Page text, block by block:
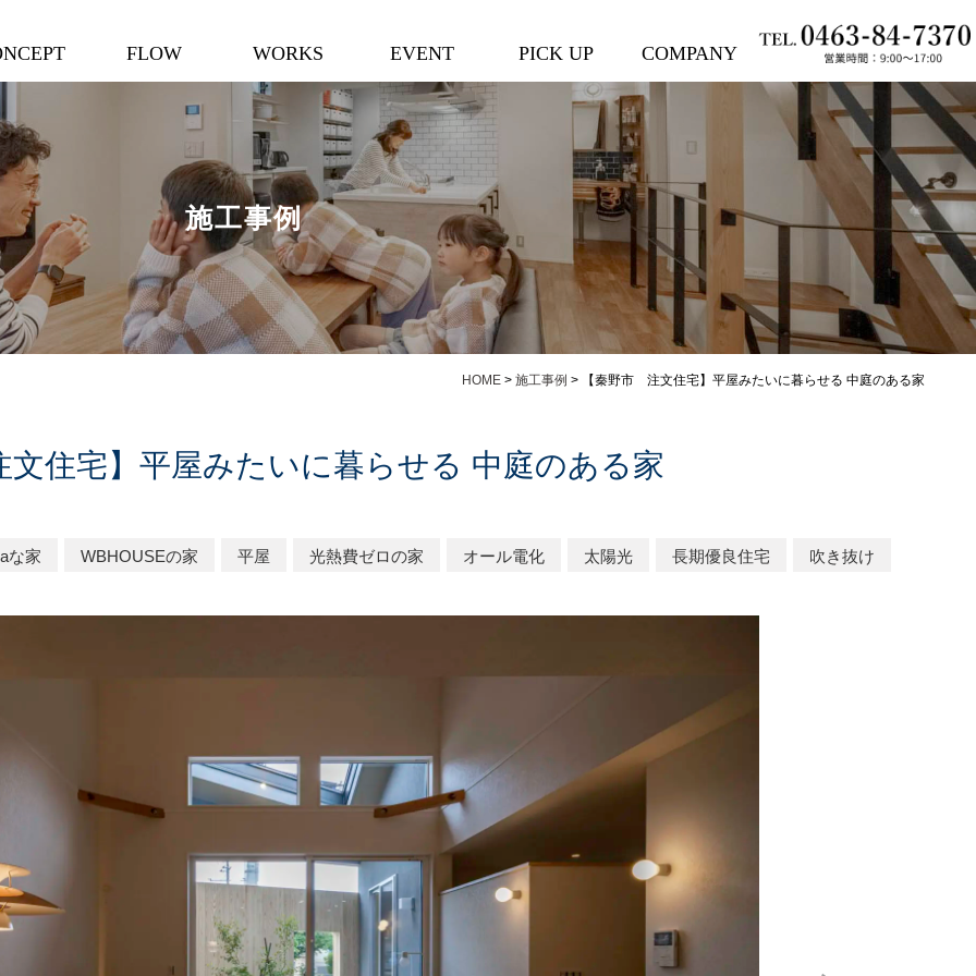
FLOW WORKS EVENT PICK UP COMPANY
施工事例
HOME > 施工事例 > 【秦野市 注文住宅】平屋みたいに暮らせる 中庭のある家
住宅】平屋みたいに暮らせる 中庭のある家
な家 WBHOUSEの家 平屋 光熱費ゼロの家 オール電化 太陽光 長期優良住宅 吹き抜け